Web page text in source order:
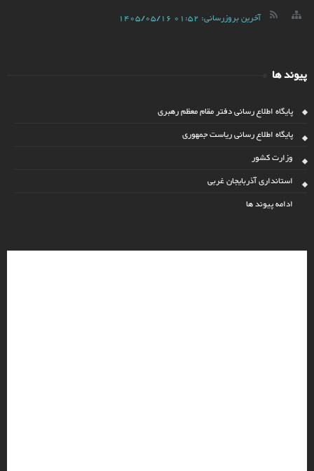
آخرین بروزرسانی: 1405/05/16 01:52
پیوند ها
پایگاه اطلاع رسانی دفتر مقام معظم رهبری
پایگاه اطلاع رسانی ریاست جمهوری
وزارت کشور
استانداری آذربایجان غربی
ادامه پیوند ها